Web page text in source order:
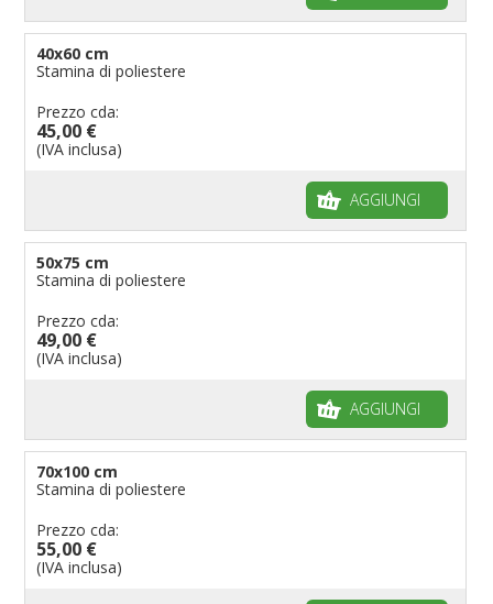
40x60 cm
Stamina di poliestere
Prezzo cda:
45,00 €
(IVA inclusa)
AGGIUNGI
50x75 cm
Stamina di poliestere
Prezzo cda:
49,00 €
(IVA inclusa)
AGGIUNGI
70x100 cm
Stamina di poliestere
Prezzo cda:
55,00 €
(IVA inclusa)